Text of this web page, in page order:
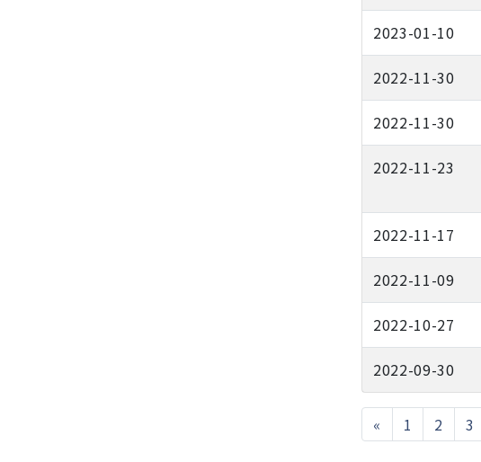
2023-01-10
2022-11-30
2022-11-30
2022-11-23
2022-11-17
2022-11-09
2022-10-27
2022-09-30
« 1 2 3